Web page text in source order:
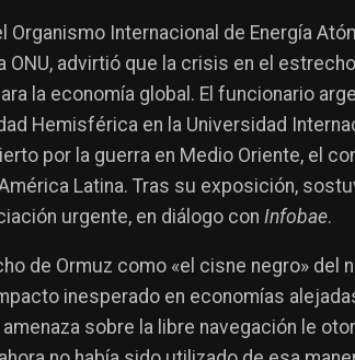
Organismo Internacional de Energía
ONU, advirtió que la crisis en el
la economía global. El funcionario
Hemisférica en la Universidad
por la guerra en Medio Oriente, el
Latina. Tras su exposición,
urgente, en diálogo con Infobae.
de Ormuz como «el cisne negro» del
inesperado en economías
sobre la libre navegación le